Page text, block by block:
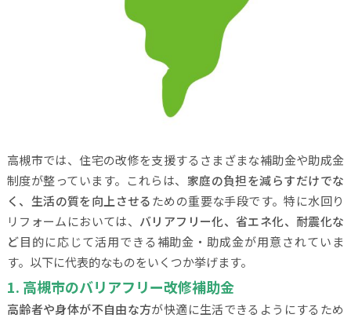
高槻市では、住宅の改修を支援するさまざまな補助金や助成金
制度が整っています。これらは、 家庭の負担を減らすだけでな
く、生活の質を向上させるための重要な手段です。特に水回り
リフォームにおいては、 バリアフリー化、省エネ化、耐震化な
ど目的に応じて活用できる補助金・助成金が用意されていま
す。以下に代表的なものをいくつか挙げます。
1. 高槻市のバリアフリー改修補助金
高齢者や身体が不自由な方が快適に生活できるようにするため